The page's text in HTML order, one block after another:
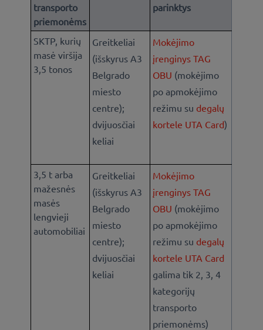
transporto
priemonėms
parinktys
SKTP, kurių
masė viršija
3,5 tonos
Greitkeliai
(išskyrus A3
Belgrado
miesto
centre);
dvijuosčiai
keliai
Mokėjimo
įrenginys TAG
OBU (mokėjimo
po apmokėjimo
režimu su degalų
kortele UTA Card)
3,5 t arba
mažesnės
masės
lengvieji
automobiliai
Greitkeliai
(išskyrus A3
Belgrado
miesto
centre);
dvijuosčiai
keliai
Mokėjimo
įrenginys TAG
OBU (mokėjimo
po apmokėjimo
režimu su degalų
kortele UTA Card
galima tik 2, 3, 4
kategorijų
transporto
priemonėms)